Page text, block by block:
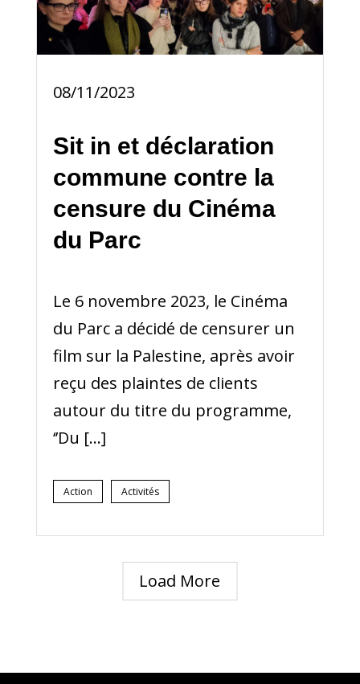
08/11/2023
Sit in et déclaration
commune contre la
censure du Cinéma
du Parc
Le 6 novembre 2023, le Cinéma
du Parc a décidé de censurer un
film sur la Palestine, après avoir
reçu des plaintes de clients
autour du titre du programme,
‘’Du […]
Action Activités
Load More